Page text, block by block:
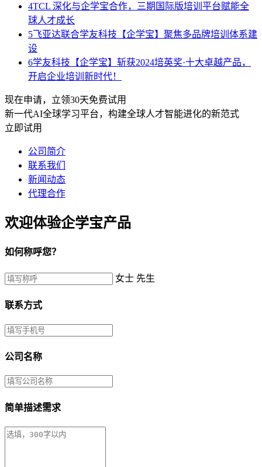
4TCL 深化与企学宝合作，三期国际版培训平台赋能全
球人才成长
5飞亚达联合学友科技【企学宝】聚焦多品牌培训体系建
设
6学友科技【企学宝】斩获2024培英奖·十大卓越产品，
开启企业培训新时代！
现在申请，立领30天免费试用
新一代AI全球学习平台，构建全球人才智能进化的新范式
立即试用
公司简介
联系我们
新闻动态
代理合作
欢迎体验企学宝产品
如何称呼您？
女士 先生
联系方式
公司名称
简单描述需求